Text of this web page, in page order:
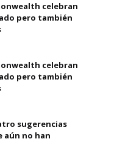
celebran
pero también
celebran
pero también
sugerencias
aún no han